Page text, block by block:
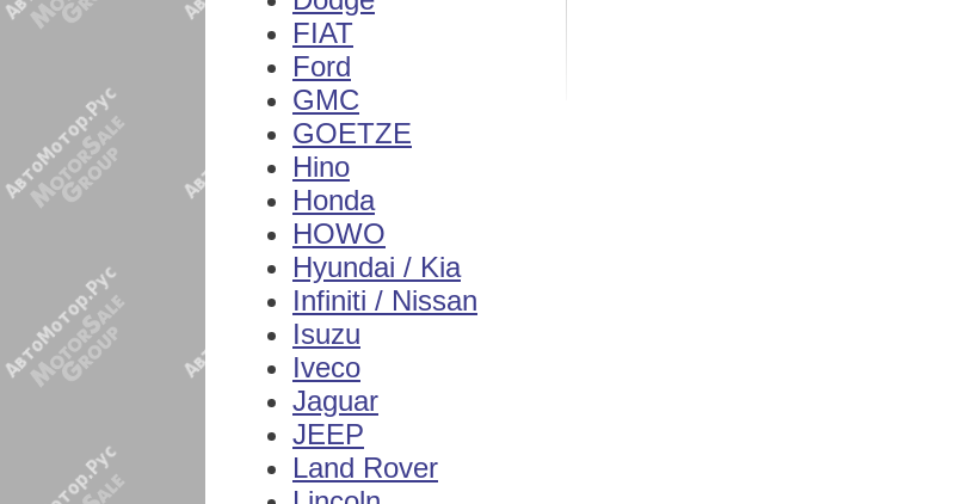
FIAT
Ford
GMC
GOETZE
Hino
Honda
HOWO
Hyundai / Kia
Infiniti / Nissan
Isuzu
Iveco
Jaguar
JEEP
Land Rover